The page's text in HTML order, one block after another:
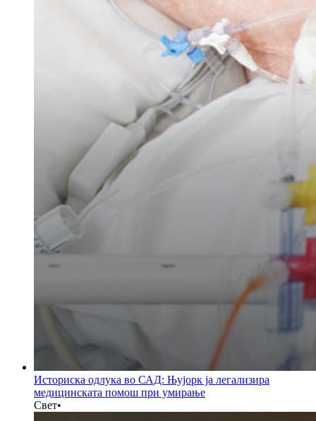
Историска одлука во САД: Њујорк ја легализира
медицинската помош при умирање
Свет•